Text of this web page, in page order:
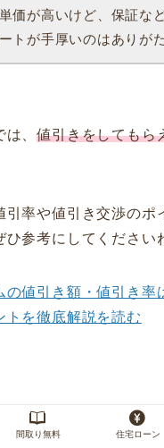
価が高いけど、保証な
トが手厚いのはありが
は、値引きをしてもら
引率や値引き交渉のポ
参考にしてください
値引き額・値引き率
トを徹底解説を読む
マンに当たり、最悪
間取り無料 住宅ローン